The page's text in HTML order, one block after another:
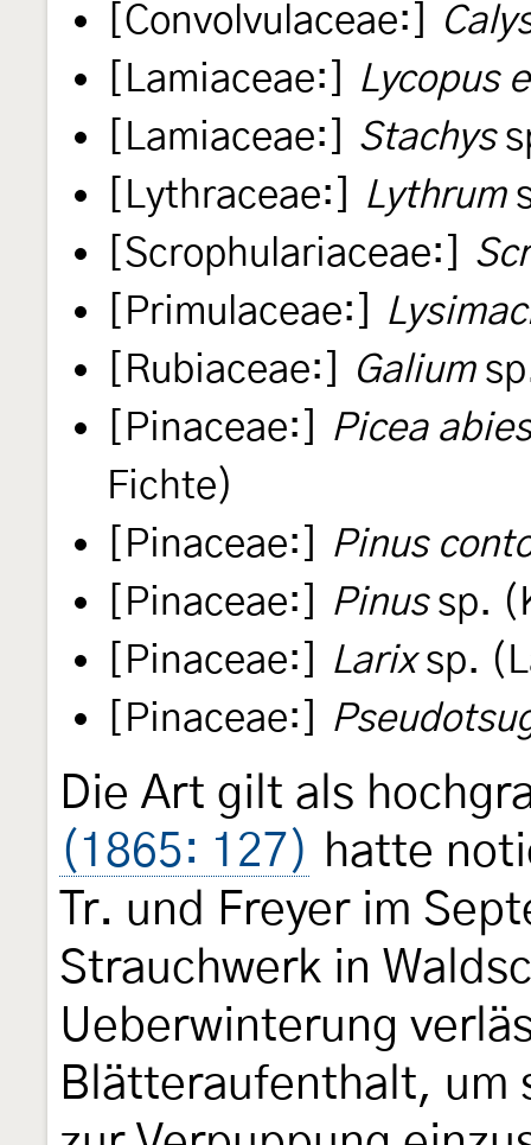
[Convolvulaceae:]
[Lamiaceae:]
Lycopus
[Lamiaceae:]
Stachys
[Lythraceae:]
Lythrum
[Scrophulariaceae:]
[Primulaceae:]
[Rubiaceae:]
Galium
[Pinaceae:]
Picea abies
Fichte)
[Pinaceae:]
Pinus
[Pinaceae:]
Pinussp.
[Pinaceae:]
Larixsp.
[Pinaceae:]
Die Art gilt als
(1865: 127) hatte
Tr. und Freyer im
Strauchwerk in
Ueberwinterung
Blätteraufenthalt, um